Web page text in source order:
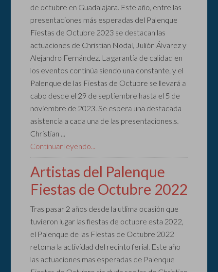
de octubre en Guadalajara. Este año, entre las
presentaciones más esperadas del Palenque
Fiestas de Octubre 2023 se destacan las
actuaciones de Christian Nodal, Julión Álvarez y
Alejandro Fernández. La garantía de calidad en
los eventos continúa siendo una constante, y el
Palenque de las Fiestas de Octubre se llevará a
cabo desde el 29 de septiembre hasta el 5 de
noviembre de 2023. Se espera una destacada
asistencia a cada una de las presentaciones.s.
Christian ...
Continuar leyendo...
Artistas del Palenque
Fiestas de Octubre 2022
Tras pasar 2 años desde la utlima ocasión que
tuvieron lugar las fiestas de octubre esta 2022,
el Palenque de las Fiestas de Octubre 2022
retoma la actividad del recinto ferial. Este año
las actuaciones mas esperadas de Palenque